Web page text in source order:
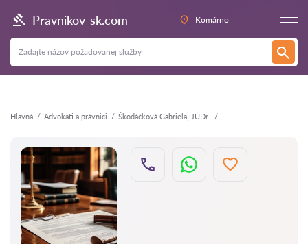
Pravnikov-sk.com Komárno
Hlavná Аdvokáti a právnici Škodáčková Gabriela, JUDr.
Späť